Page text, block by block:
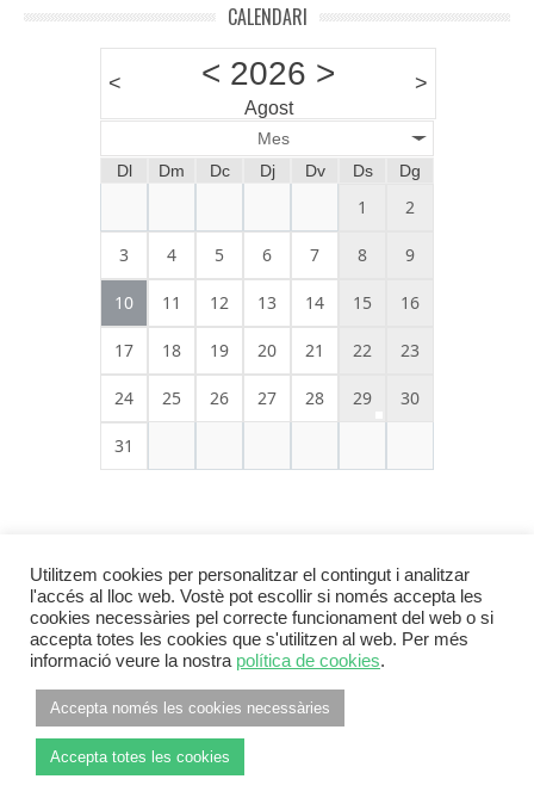
CALENDARI
< < 2026 >
Agost
>
Mes
Dl
Dm Dc Dj Dv Ds Dg
1 2
3 4 5 6 7 8 9
10 11 12 13 14 15 16
17 18 19 20 21 22 23
24 25 26 27 28 29 30
31
POLÍTICA DE COOKIES
© 2026
Utilitzem cookies per personalitzar el contingut i analitzar
l'accés al lloc web. Vostè pot escollir si només accepta les
cookies necessàries pel correcte funcionament del web o si
accepta totes les cookies que s'utilitzen al web. Per més
informació veure la nostra política de cookies.
Accepta només les cookies necessàries
Accepta totes les cookies